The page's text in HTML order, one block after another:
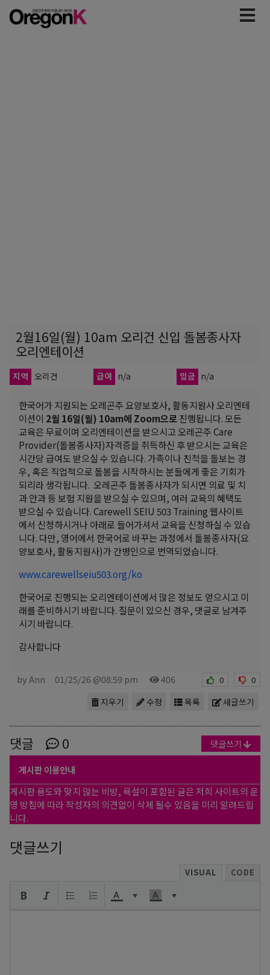
2월16일(월) 10am 오리건 신입 돌봄종사자
오리엔테이션
지역 오리건 급여 n/a 임금 n/a
한국어가 지원되는 오레곤주 요양보호사, 활동지원사 오리엔테
이션이 2월 16일(월) 10am에 Zoom으로진행됩니다. 모든
교육은 무료이며 오리엔테이션을 받으시고 오레곤주 Care
Provider(돌봄종사자)자격증을 취득하신 후 받으시는 교육은
시간당 급여도 받으실 수 있습니다. 가족이나 친척을 돌보는 경
우, 혹은 직업적으로 돌봄을 시작하시는 분들에게 좋은 기회가
되리라 생각됩니다. 오레곤주 돌봄종사자가 되시면 의료 및 치
과 안과 등 보험 지원을 받으실 수 있으며, 여러 교육의 혜택도
받으실 수 있습니다. Carewell SEIU 503 Training 웹사이트
에서 신청하시거나 아래로 들어가셔서 교육을 신청하실 수 있습
니다. 다만, 영어에서 한국어로 바꾸는 과정에서 돌봄종사자(요
양보호사, 활동지원사)가 간병인으로 번역되었습니다.
www.carewellseiu503.org/ko
한국어로 진행되는 오리엔테이션에서 많은 정보도 얻으시고 미
래를 준비하시기 바랍니다. 질문이 있으신 경우, 댓글로 남겨주
시기 바랍니다.
감사합니다
by Ann 01/25/26 @08:59 pm 406 0 0
새글쓰기
목록
수정
지우기
댓글 0 댓글쓰기
게시판 이용안내
게시판 용도와 맞지 않는 비방, 욕설이 포함된 글은 저희 사이트의 운
영 방침에 따라 작성자의 의견없이 삭제 될수 있음을 미리 알려드립
니다.
댓글쓰기
VISUAL CODE